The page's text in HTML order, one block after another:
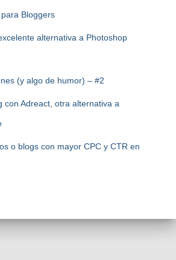
Bloggers
alternativa a Photoshop
(y algo de humor) – #2
con Adreact, otra alternativa a
o blogs con mayor CPC y CTR en